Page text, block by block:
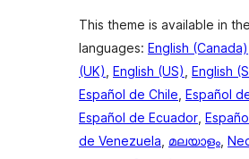
This theme is available in
languages: English (Canada)
(UK) English (US) English
Español de Chile Español
Español de Ecuador
de Venezuela മലയാളം